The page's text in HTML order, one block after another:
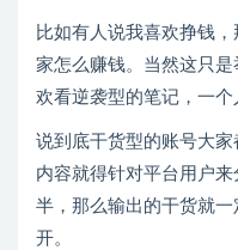
比如有人说我喜欢挣钱
家怎么赚钱。当然这只
欢看逆袭型的笔记，一个
说到底干货型的账号大
内容就得针对平台用户
半，那么输出的干货就
开。